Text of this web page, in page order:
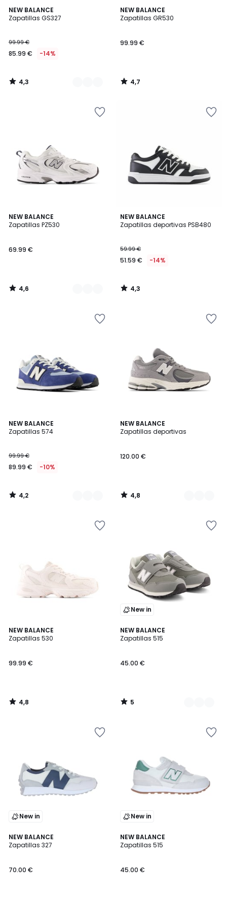
NEW BALANCE
Zapatillas GS327
99.99 €
85.99 € -14%
4,3
/ 5
2
Colores
4,3
/
NEW BALANCE
Zapatillas GR530
99.99 €
4,7
/ 5
4,7
/
NEW BALANCE
Zapatillas PZ530
69.99 €
4,6
/ 5
2
Colores
4,6
/
NEW BALANCE
Zapatillas deportivas PSB480
59.99 €
51.59 € -14%
4,3
/ 5
4,3
/
NEW BALANCE
Zapatillas 574
99.99 €
89.99 € -10%
4,2
/ 5
2
Colores
4,2
/
NEW BALANCE
Zapatillas deportivas
120.00 €
4,8
/ 5
3
Colores
4,8
/
NEW BALANCE
Zapatillas 530
99.99 €
4,8
/ 5
4,8
/
New in
NEW BALANCE
Zapatillas 515
45.00 €
5
/
2
Colores
5
/
New in
NEW BALANCE
Zapatillas 327
70.00 €
New in
NEW BALANCE
Zapatillas 515
45.00 €